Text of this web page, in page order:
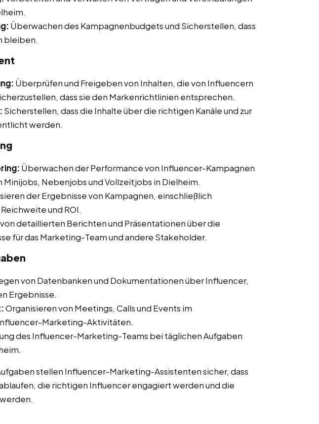
Überwachen des Kampagnenbudgets und Sicherstellen, dass
bleiben.
Überprüfen und Freigeben von Inhalten, die von Influencern
dass sie den Markenrichtlinien entsprechen.
Sicherstellen, dass die Inhalte über die richtigen Kanäle und zur
werden.
Überwachen der Performance von Influencer-Kampagnen
Minijobs, Nebenjobs und Vollzeitjobs in Dielheim.
der Ergebnisse von Kampagnen, einschließlich
und ROI.
detaillierten Berichten und Präsentationen über die
für das Marketing-Team und andere Stakeholder.
von Datenbanken und Dokumentationen über Influencer,
Ergebnisse.
Organisieren von Meetings, Calls und Events im
Marketing-Aktivitäten.
des Influencer-Marketing-Teams bei täglichen Aufgaben
stellen Influencer-Marketing-Assistenten sicher, dass
die richtigen Influencer engagiert werden und die